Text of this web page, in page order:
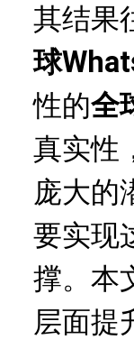
其结果
球
性的全
真实性
庞大的
要实现
撑。本
层面提